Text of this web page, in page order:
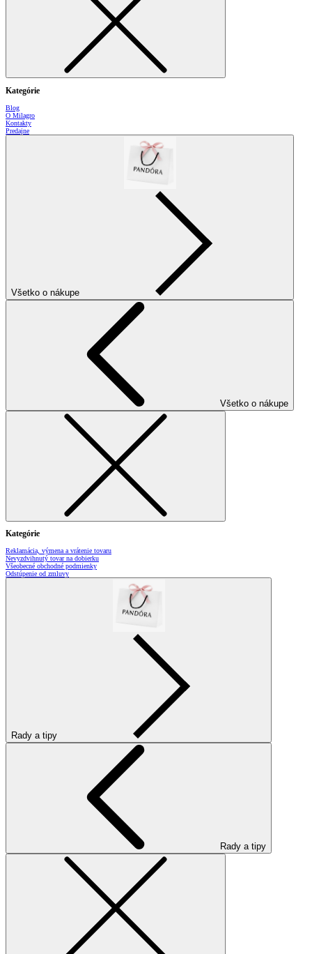
Kategórie
Blog
O Milagro
Kontakty
Predajne
Všetko o nákupe
Všetko o nákupe
Kategórie
Reklamácia, výmena a vrátenie tovaru
Nevyzdvihnutý tovar na dobierku
Všeobecné obchodné podmienky
Odstúpenie od zmluvy
Rady a tipy
Rady a tipy